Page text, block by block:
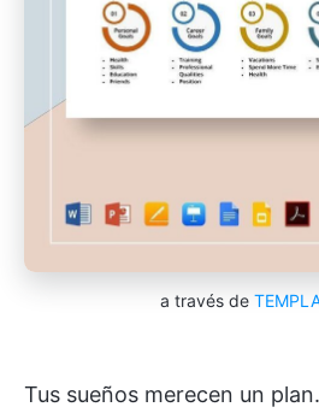
a través de
Tus sueños merecen un